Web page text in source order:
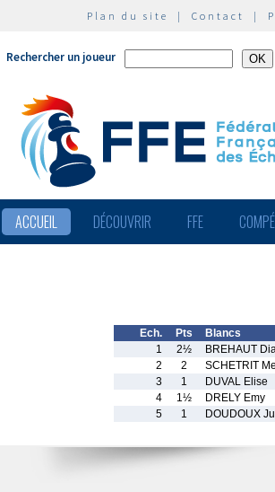
Plan du site | Contact |
Rechercher un joueur
ACCUEIL DÉCOUVRIR FFE
Ech. Pts Blancs
1
2½ BREHAUT
2
2 SCHETRIT
3
1 DUVAL Elise
4
1½ DRELY Emy
5
1 DOUDOUX